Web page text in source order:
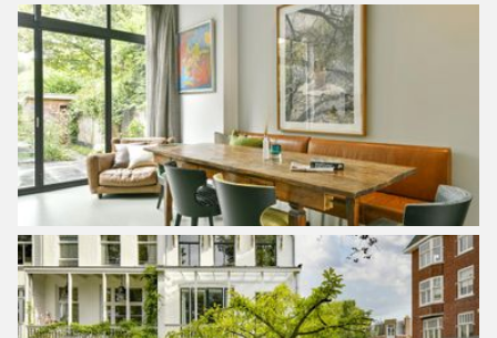
– Plafondhoogte begane grond circa 3,25 meter;
– Woonkamer voorzien van sfeervolle open haard;
– Moderne woonkeuken met kookeiland en gashaard;
– Prachtige hoge stalen pui tot plafondhoogte met toegang
naar de tuin;
– 4 riante slaapkamers plus een kleinere
werkkamer/kinderkamer;
– Masterbedroom met walk-in-closet en diep balkon op het
westen;
– 2 badkamers, beide met ligbad, inloopdouche,
wastafelmeubel, toilet en vloerverwarming;
– Begane grond voorzien van gietvloer met